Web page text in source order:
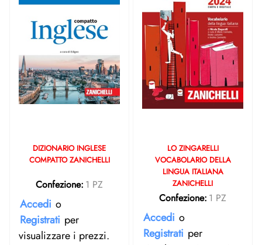
DIZIONARIO INGLESE
COMPATTO ZANICHELLI
Confezione: 1 PZ
Accedi o
Registrati per
visualizzare i prezzi.
LO ZINGARELLI
VOCABOLARIO DELLA
LINGUA ITALIANA
ZANICHELLI
Confezione: 1 PZ
Accedi o
Registrati per